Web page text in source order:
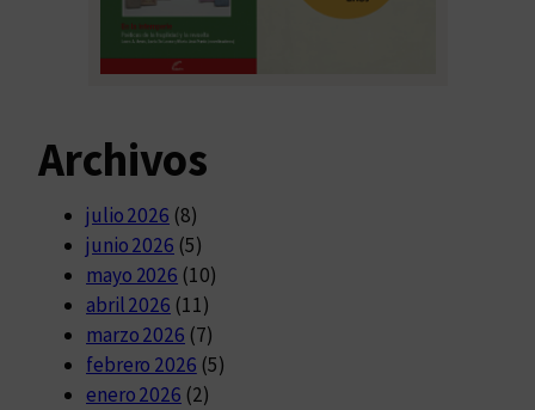
Archivos
julio 2026 (8)
junio 2026 (5)
mayo 2026 (10)
abril 2026 (11)
marzo 2026 (7)
febrero 2026 (5)
enero 2026 (2)